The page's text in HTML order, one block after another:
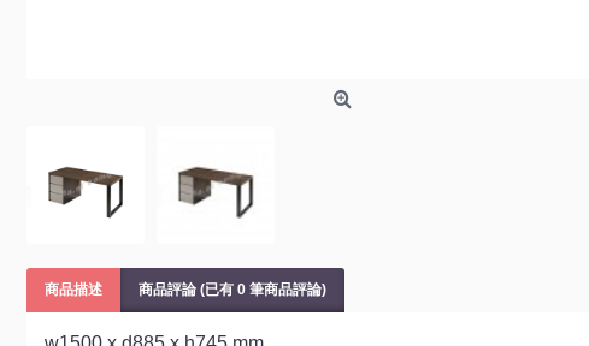
商品描述 商品評論 (已有 0 筆商品評論)